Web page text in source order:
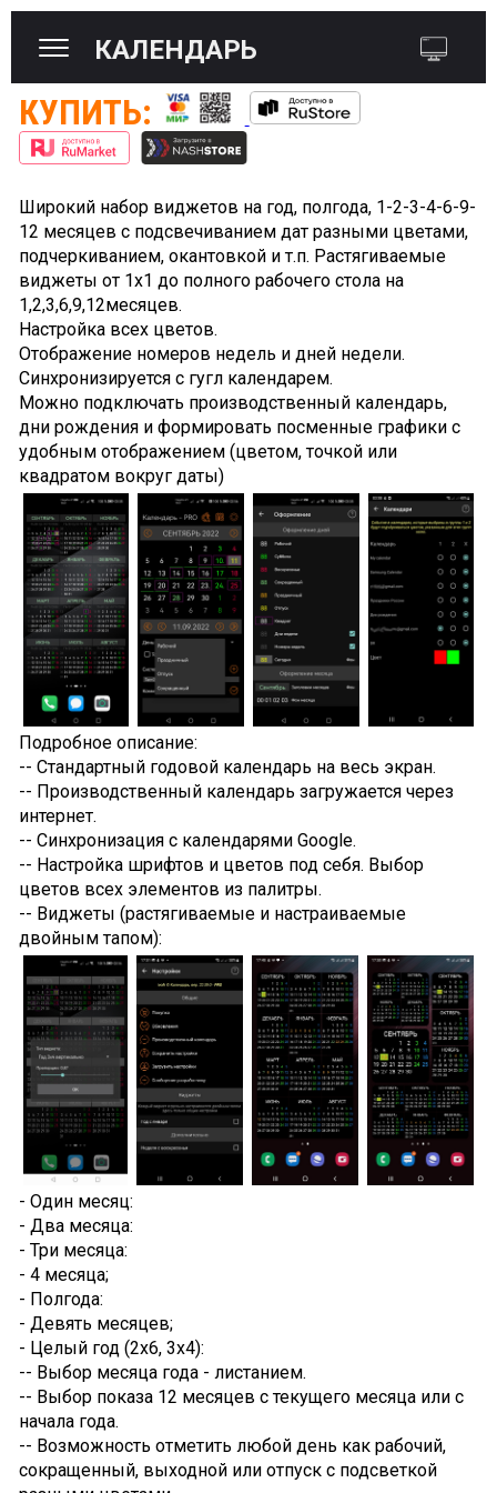
КАЛЕНДАРЬ
КУПИТЬ:
Широкий набор виджетов на год, полгода, 1-2-3-4-6-9-
12 месяцев с подсвечиванием дат разными цветами,
подчеркиванием, окантовкой и т.п. Растягиваемые
виджеты от 1х1 до полного рабочего стола на
1,2,3,6,9,12месяцев.
Настройка всех цветов.
Отображение номеров недель и дней недели.
Cинхронизируется с гугл календарем.
Можно подключать производственный календарь,
дни рождения и формировать посменные графики с
удобным отображением (цветом, точкой или
квадратом вокруг даты)
Подробное описание:
-- Стандартный годовой календарь на весь экран.
-- Производственный календарь загружается через
интернет.
-- Синхронизация с календарями Google.
-- Настройка шрифтов и цветов под себя. Выбор
цветов всех элементов из палитры.
-- Виджеты (растягиваемые и настраиваемые
двойным тапом):
- Один месяц:
- Два месяца:
- Три месяца:
- 4 месяца;
- Полгода:
- Девять месяцев;
- Целый год (2x6, 3x4):
-- Выбор месяца года - листанием.
-- Выбор показа 12 месяцев с текущего месяца или с
начала года.
-- Возможность отметить любой день как рабочий,
сокращенный, выходной или отпуск с подсветкой